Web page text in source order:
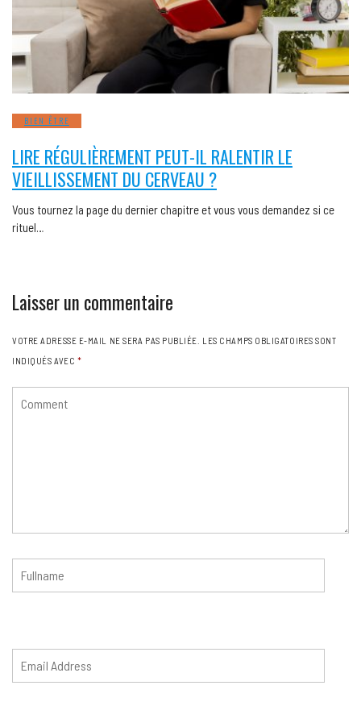
BIEN ÊTRE
LIRE RÉGULIÈREMENT PEUT-IL RALENTIR LE
VIEILLISSEMENT DU CERVEAU ?
Vous tournez la page du dernier chapitre et vous vous demandez si ce
rituel…
Laisser un commentaire
VOTRE ADRESSE E-MAIL NE SERA PAS PUBLIÉE.
LES CHAMPS OBLIGATOIRES SONT
INDIQUÉS AVEC *